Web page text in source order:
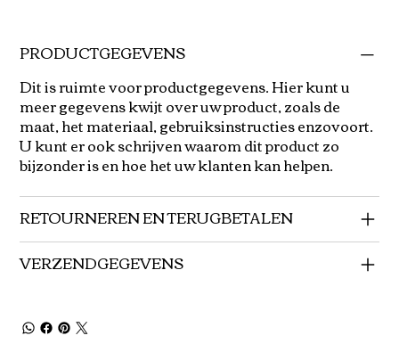
PRODUCTGEGEVENS
Dit is ruimte voor productgegevens. Hier kunt u
meer gegevens kwijt over uw product, zoals de
maat, het materiaal, gebruiksinstructies enzovoort.
U kunt er ook schrijven waarom dit product zo
bijzonder is en hoe het uw klanten kan helpen.
RETOURNEREN EN TERUGBETALEN
VERZENDGEGEVENS